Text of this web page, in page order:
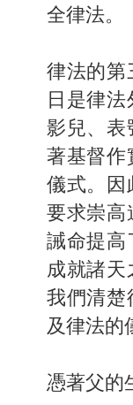
全律法。
律法的第
日是律
影兒、表
著基督作
儀式。因
要求崇高
誡命提高
成就諸天
我們清楚
及律法的
憑著父的